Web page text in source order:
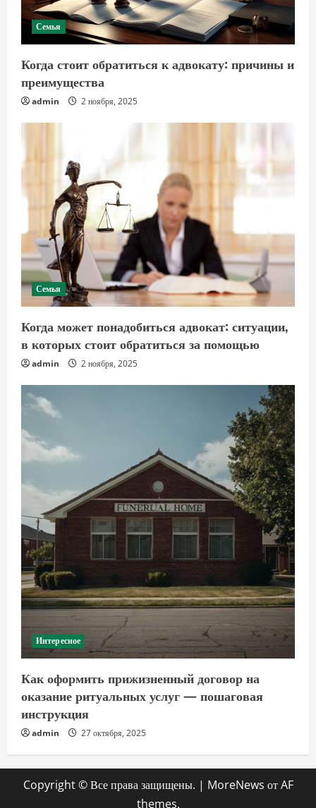
Семья
Когда стоит обратиться к адвокату: причины и
преимущества
admin 2 ноября, 2025
Семья
Когда может понадобиться адвокат: ситуации,
в которых стоит обратиться за помощью
admin 2 ноября, 2025
Интересное
Как оформить прижизненный договор на
оказание ритуальных услуг — пошаговая
инструкция
admin 27 октября, 2025
Copyright © Все права защищены. | MoreNews от AF
themes.